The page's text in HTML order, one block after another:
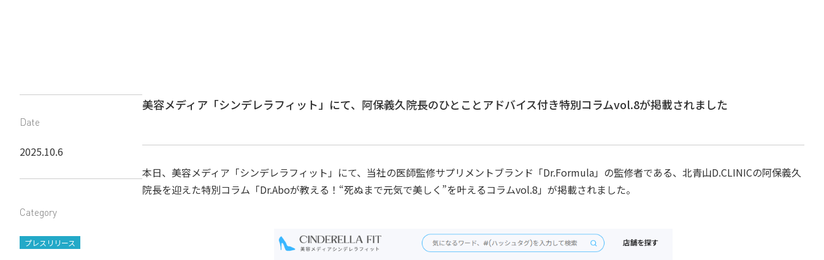
Date
2025.10.6
Category
プレスリリース
美容メディア「シンデレラフィット」にて、阿保義久院長のひとことアドバイス付き特別コラムvol.8が掲載されました
本日、美容メディア「シンデレラフィット」にて、当社の医師監修サプリメントブランド「Dr.Formula」の監修者である、北青山D.CLINICの阿保義久
院長を迎えた特別コラム「Dr.Aboが教える！“死ぬまで元気で美しく”を叶えるコラムvol.8」が掲載されました。